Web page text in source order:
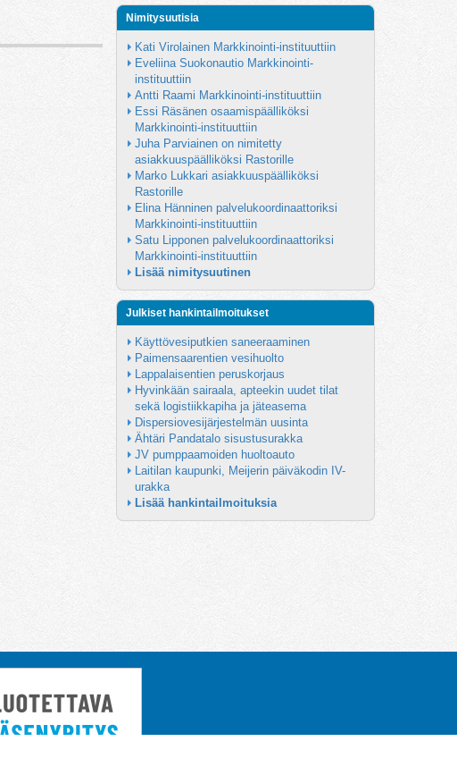
Nimitysuutisia
Kati Virolainen Markkinointi-instituuttiin
Eveliina Suokonautio Markkinointi-
instituuttiin
Antti Raami Markkinointi-instituuttiin
Essi Räsänen osaamispäälliköksi
Markkinointi-instituuttiin
Juha Parviainen on nimitetty
asiakkuuspäälliköksi Rastorille
Marko Lukkari asiakkuuspäälliköksi
Rastorille
Elina Hänninen palvelukoordinaattoriksi
Markkinointi-instituuttiin
Satu Lipponen palvelukoordinaattoriksi
Markkinointi-instituuttiin
Lisää nimitysuutinen
Julkiset hankintailmoitukset
Käyttövesiputkien saneeraaminen
Paimensaarentien vesihuolto
Lappalaisentien peruskorjaus
Hyvinkään sairaala, apteekin uudet tilat
sekä logistiikkapiha ja jäteasema
Dispersiovesijärjestelmän uusinta
Ähtäri Pandatalo sisustusurakka
JV pumppaamoiden huoltoauto
Laitilan kaupunki, Meijerin päiväkodin IV-
urakka
Lisää hankintailmoituksia